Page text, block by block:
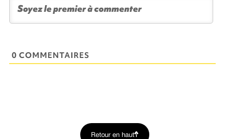
0 COMMENTAIRES
Retour en haut